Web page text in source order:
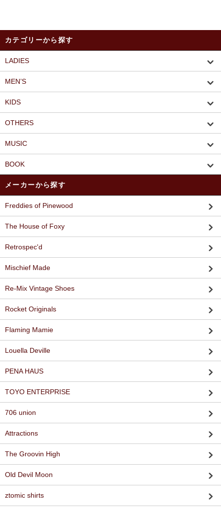
カテゴリーから探す
LADIES
MEN’S
KIDS
OTHERS
MUSIC
BOOK
メーカーから探す
Freddies of Pinewood
The House of Foxy
Retrospec'd
Mischief Made
Re-Mix Vintage Shoes
Rocket Originals
Flaming Mamie
Louella Deville
PENA HAUS
TOYO ENTERPRISE
706 union
Attractions
The Groovin High
Old Devil Moon
ztomic shirts